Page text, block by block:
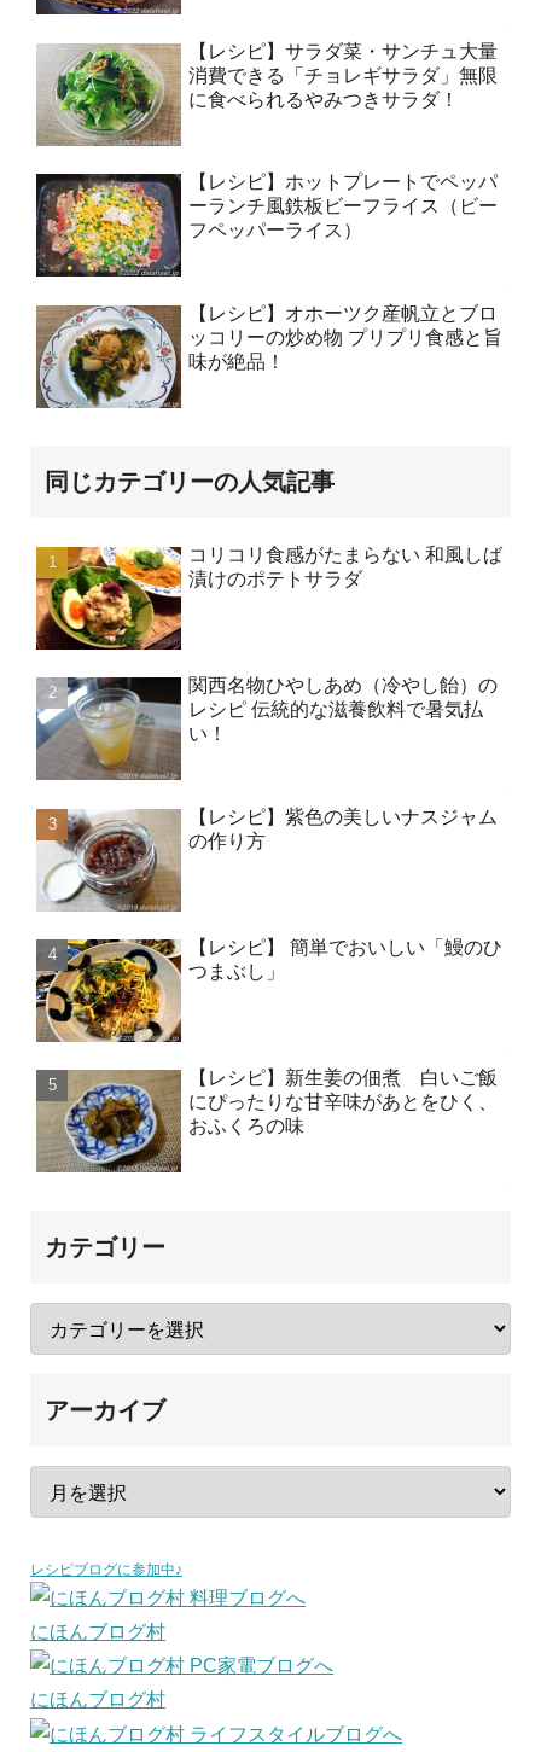
【レシピ】サラダ菜・サンチュ大量
消費できる「チョレギサラダ」無限
に食べられるやみつきサラダ！
【レシピ】ホットプレートでペッパ
ーランチ風鉄板ビーフライス（ビー
フペッパーライス）
【レシピ】オホーツク産帆立とブロ
ッコリーの炒め物 プリプリ食感と旨
味が絶品！
同じカテゴリーの人気記事
コリコリ食感がたまらない 和風しば
漬けのポテトサラダ
関西名物ひやしあめ（冷やし飴）の
レシピ 伝統的な滋養飲料で暑気払
い！
【レシピ】紫色の美しいナスジャム
の作り方
【レシピ】 簡単でおいしい「鰻のひ
つまぶし」
【レシピ】新生姜の佃煮 白いご飯
にぴったりな甘辛味があとをひく、
おふくろの味
カテゴリー
アーカイブ
レシピブログに参加中♪
にほんブログ村
にほんブログ村